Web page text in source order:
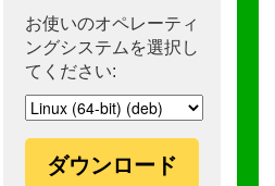
お使いのオペレーティ
ングシステムを選択し
てください:
ダウンロード